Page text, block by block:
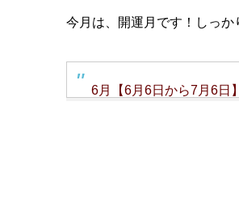
今月は、開運月です！しっか
6月【6月6日から7月6日